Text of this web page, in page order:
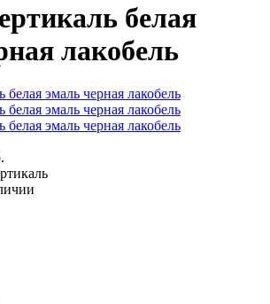
белая
лакобель